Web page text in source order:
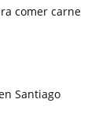
comer carne
Santiago